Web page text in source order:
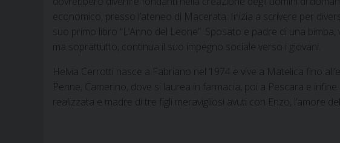
economico, presso l’ateneo di Macerata. Inizia a scrivere per
suo primo libro “L’Anno del Leone”. Sposato e padre di una
ma soprattutto, continua il suo impegno sociale verso i giovani.
Helvia Cerrotti nasce a Fabriano nel 1974 e vive a Matelica fino
Penne, Camerino, dove si laurea in farmacia, poi a Pescara e
realizzata e madre di tre figli meravigliosi avuti con Enzo, l’amore